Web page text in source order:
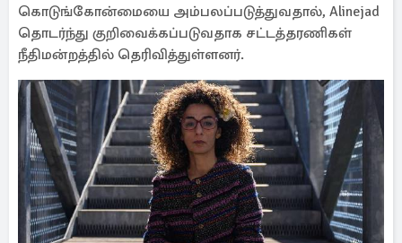
கொடுங்கோன்மையை அம்பலப்படுத்துவதால், Alinejad
தொடர்ந்து குறிவைக்கப்படுவதாக சட்டத்தரணிகள்
நீதிமன்றத்தில் தெரிவித்துள்ளனர்.